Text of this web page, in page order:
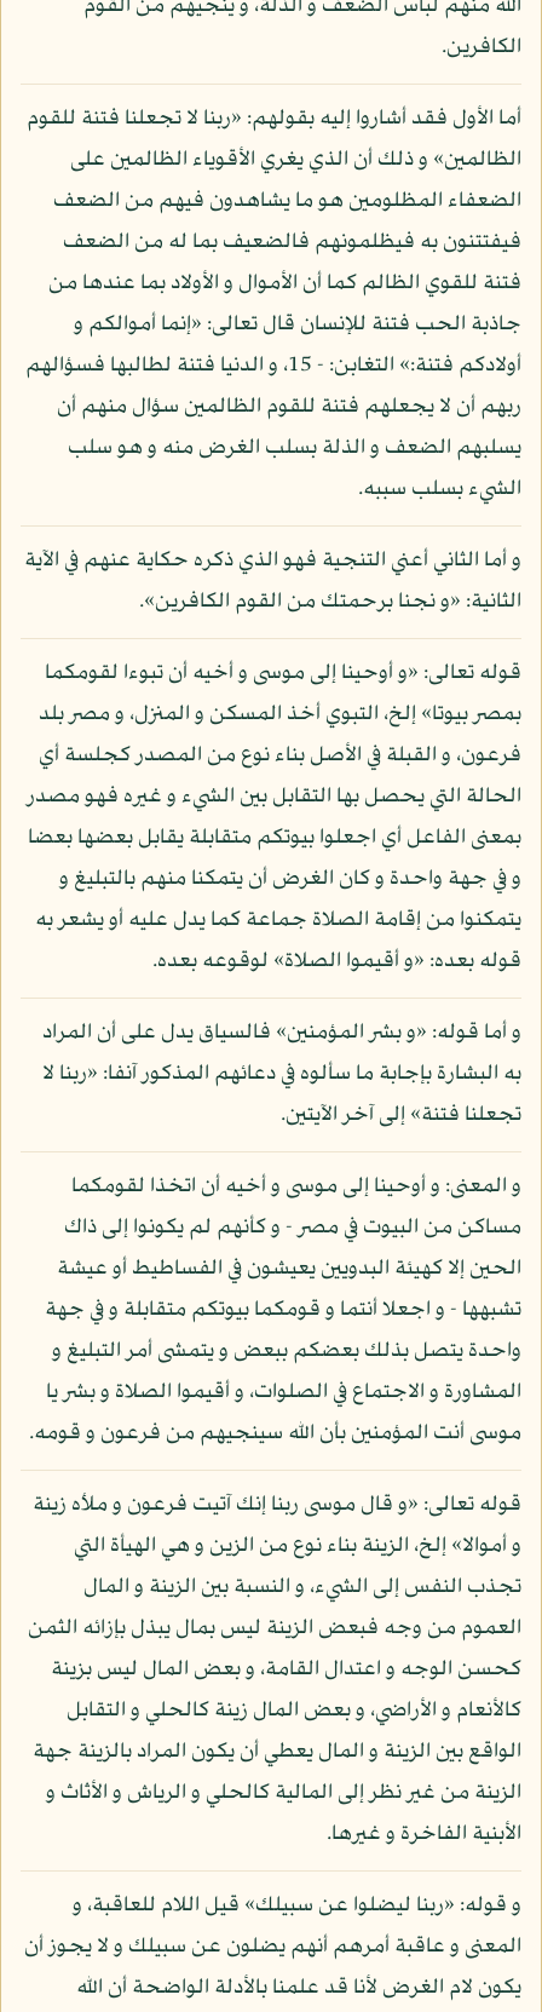
الله منهم لباس الضعف و الذلة، و ينجيهم من القوم
الكافرين.
أما الأول فقد أشاروا إليه بقولهم: «ربنا لا تجعلنا فتنة للقوم
الظالمين» و ذلك أن الذي يغري الأقوياء الظالمين على
الضعفاء المظلومين هو ما يشاهدون فيهم من الضعف
فيفتتنون به فيظلمونهم فالضعيف بما له من الضعف
فتنة للقوي الظالم كما أن الأموال و الأولاد بما عندها من
جاذبة الحب فتنة للإنسان قال تعالى: «إنما أموالكم و
أولادكم فتنة:» التغابن: - 15، و الدنيا فتنة لطالبها فسؤالهم
ربهم أن لا يجعلهم فتنة للقوم الظالمين سؤال منهم أن
يسلبهم الضعف و الذلة بسلب الغرض منه و هو سلب
الشيء بسلب سببه.
و أما الثاني أعني التنجية فهو الذي ذكره حكاية عنهم في الآية
الثانية: «و نجنا برحمتك من القوم الكافرين».
قوله تعالى: «و أوحينا إلى موسى و أخيه أن تبوءا لقومكما
بمصر بيوتا» إلخ، التبوي أخذ المسكن و المنزل، و مصر بلد
فرعون، و القبلة في الأصل بناء نوع من المصدر كجلسة أي
الحالة التي يحصل بها التقابل بين الشيء و غيره فهو مصدر
بمعنى الفاعل أي اجعلوا بيوتكم متقابلة يقابل بعضها بعضا
و في جهة واحدة و كان الغرض أن يتمكنا منهم بالتبليغ و
يتمكنوا من إقامة الصلاة جماعة كما يدل عليه أو يشعر به
قوله بعده: «و أقيموا الصلاة» لوقوعه بعده.
و أما قوله: «و بشر المؤمنين» فالسياق يدل على أن المراد
به البشارة بإجابة ما سألوه في دعائهم المذكور آنفا: «ربنا لا
تجعلنا فتنة» إلى آخر الآيتين.
و المعنى: و أوحينا إلى موسى و أخيه أن اتخذا لقومكما
مساكن من البيوت في مصر - و كأنهم لم يكونوا إلى ذاك
الحين إلا كهيئة البدويين يعيشون في الفساطيط أو عيشة
تشبهها - و اجعلا أنتما و قومكما بيوتكم متقابلة و في جهة
واحدة يتصل بذلك بعضكم ببعض و يتمشى أمر التبليغ و
المشاورة و الاجتماع في الصلوات، و أقيموا الصلاة و بشر يا
موسى أنت المؤمنين بأن الله سينجيهم من فرعون و قومه.
قوله تعالى: «و قال موسى ربنا إنك آتيت فرعون و ملأه زينة
و أموالا» إلخ، الزينة بناء نوع من الزين و هي الهيأة التي
تجذب النفس إلى الشيء، و النسبة بين الزينة و المال
العموم من وجه فبعض الزينة ليس بمال يبذل بإزائه الثمن
كحسن الوجه و اعتدال القامة، و بعض المال ليس بزينة
كالأنعام و الأراضي، و بعض المال زينة كالحلي و التقابل
الواقع بين الزينة و المال يعطي أن يكون المراد بالزينة جهة
الزينة من غير نظر إلى المالية كالحلي و الرياش و الأثاث و
الأبنية الفاخرة و غيرها.
و قوله: «ربنا ليضلوا عن سبيلك» قيل اللام للعاقبة، و
المعنى و عاقبة أمرهم أنهم يضلون عن سبيلك و لا يجوز أن
يكون لام الغرض لأنا قد علمنا بالأدلة الواضحة أن الله